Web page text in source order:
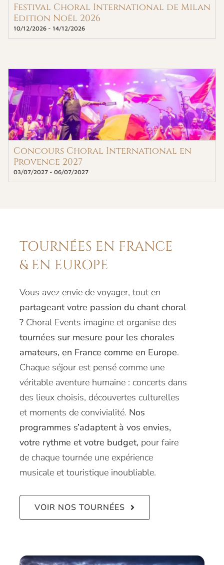
Festival Choral International de Milan
Edition Noël 2026
10/12/2026- 14/12/2026
Concours Choral International en
Provence 2027
03/07/2027- 06/07/2027
TOURNÉES EN FRANCE
& EN EUROPE
Vous avez envie de voyager, tout en
partageant votre passion du chant choral
?Choral Events imagine et organise des
tournées sur mesure pour les chorales
amateurs, en France comme en Europe.
Chaque séjour est pensé comme une
véritable aventure humaine : concerts dans
des lieux choisis, découvertes culturelles
et moments de convivialité. Nos
programmes s’adaptent à vos envies,
votre rythme et votre budget, pour faire
de chaque tournée une expérience
musicale et touristique inoubliable.
VOIR NOS TOURNÉES